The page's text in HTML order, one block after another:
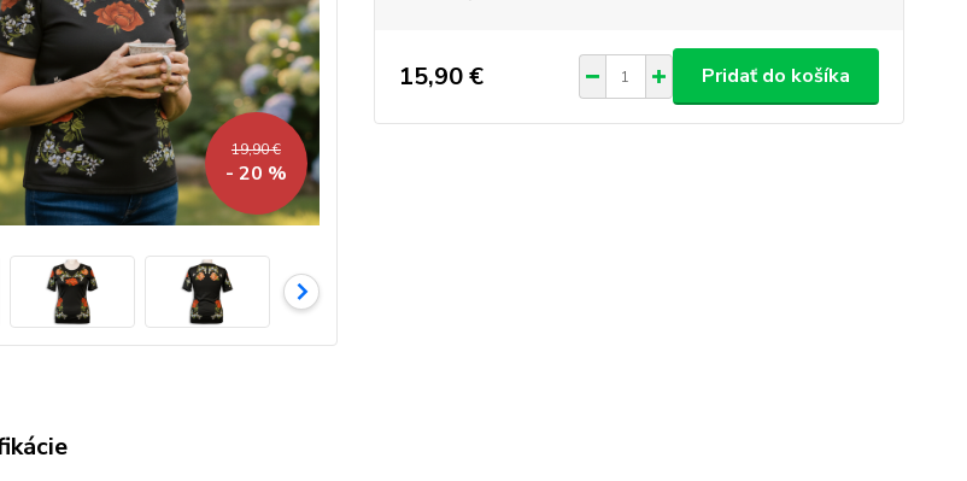
19,90 €
- 20 %
15,90 € Pridať do košíka